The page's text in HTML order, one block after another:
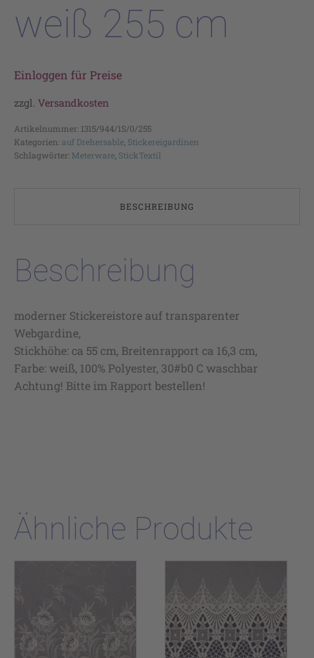
weiß 255 cm
Einloggen für Preise
zzgl. Versandkosten
Artikelnummer: 1315/944/1S/0/255
Kategorien: auf Drehersable Stickereigardinen
Schlagwörter: Meterware StickTextil
BESCHREIBUNG
Beschreibung
moderner Stickereistore auf transparenter
Webgardine,
Stickhöhe: ca 55 cm, Breitenrapport ca 16,3 cm,
Farbe: weiß, 100% Polyester, 30#b0 C waschbar
Achtung! Bitte im Rapport bestellen!
Ähnliche Produkte